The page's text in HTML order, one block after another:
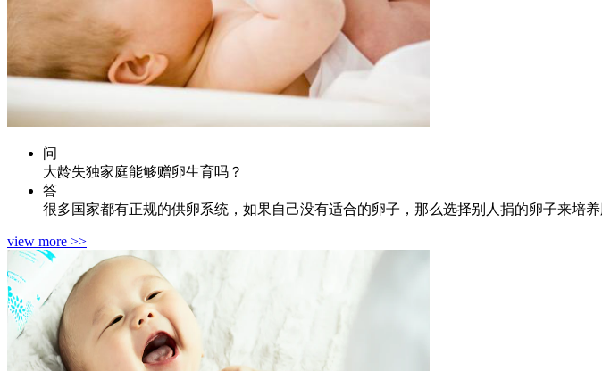
问
大龄失独家庭能够赠卵生育吗？
答
很多国家都有正规的供卵系统，如果自己没有适合的卵子，那么选择别人捐的卵子来培
view more >>